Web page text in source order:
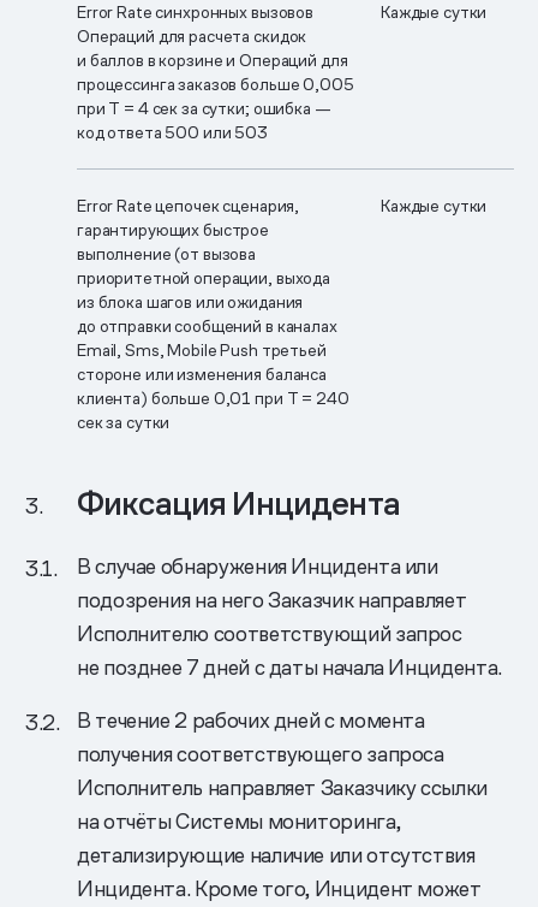
Error Rate синхронных вызовов
Операций для расчета скидок
и баллов в корзине и Операций для
процессинга заказов больше 0,005
при T = 4 сек за сутки; ошибка —
код ответа 500 или 503
Каждые сутки
Error Rate цепочек сценария,
гарантирующих быстрое
выполнение (от вызова
приоритетной операции, выхода
из блока шагов или ожидания
до отправки сообщений в каналах
Email, Sms, Mobile Push третьей
стороне или изменения баланса
клиента) больше 0,01 при T = 240
сек за сутки
Каждые сутки
Фиксация Инцидента
В случае обнаружения Инцидента или
подозрения на него Заказчик направляет
Исполнителю соответствующий запрос
не позднее 7 дней с даты начала Инцидента.
В течение 2 рабочих дней с момента
получения соответствующего запроса
Исполнитель направляет Заказчику ссылки
на отчёты Системы мониторинга,
детализирующие наличие или отсутствия
Инцидента. Кроме того, Инцидент может